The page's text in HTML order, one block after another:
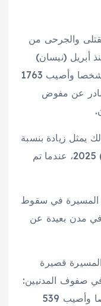
والجرحى من
أبريل (نيسان)
2022، حيث قتل ما لا يقل عن 274 شخصا وأصيب 1763
صادر عن مفوض
يمثل زيادة بنسبة
93 في المائة مقارنة بشهر مايو (أيار) 2025، عندما تم
المسيرة في سقوط
في مدن بعيدة عن
قصيرة
صفوف المدنيين: